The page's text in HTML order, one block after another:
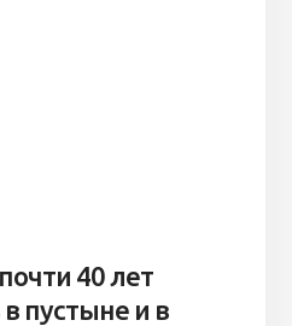
40 лет
пустыне и в